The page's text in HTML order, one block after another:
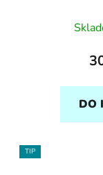
DO
TIP